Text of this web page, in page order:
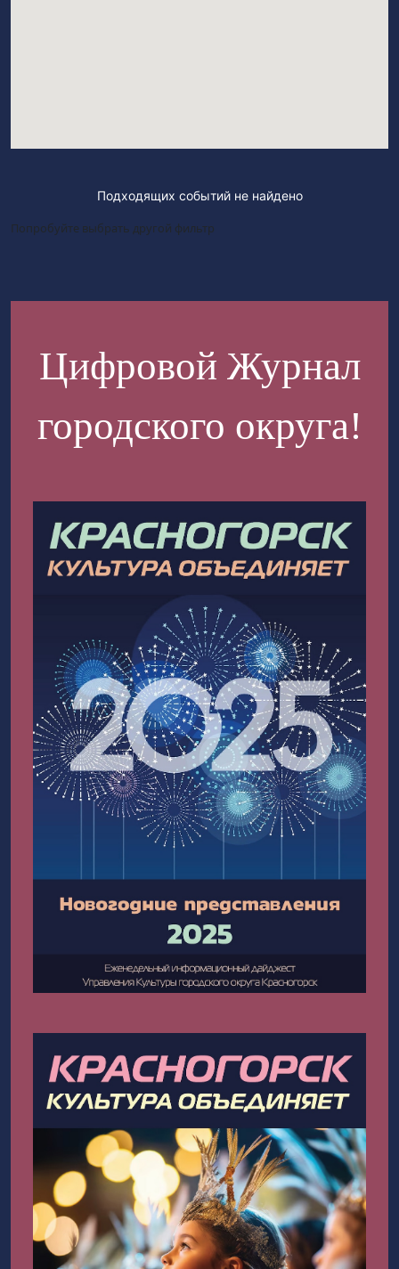
Подходящих событий не найдено
Попробуйте выбрать другой фильтр
Цифровой Журнал
городского округа!